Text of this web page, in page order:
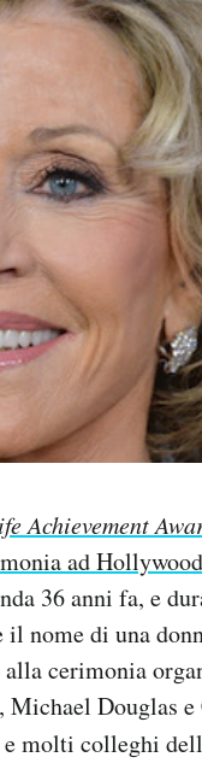
Achievement
ad Hollywood
36 anni fa, e
nome di una
cerimonia
Douglas e
molti colleghi